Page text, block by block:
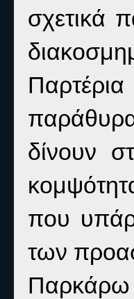
σχετικά
δίνουν
που
των
Παρκάρω